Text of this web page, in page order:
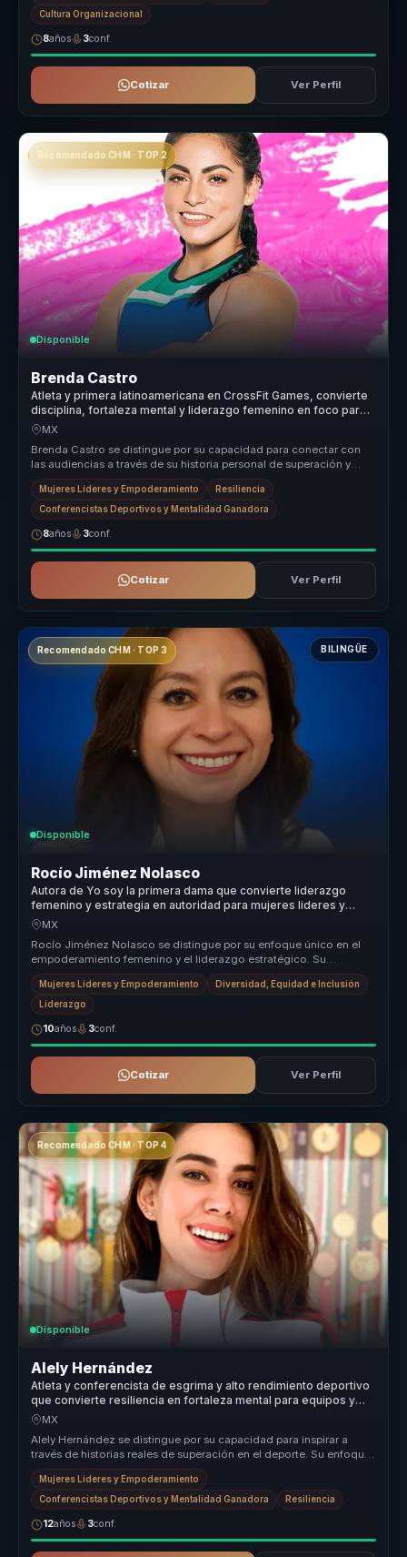
Cultura Organizacional
8años 3conf.
Cotizar Ver Perfil
Recomendado CHM · TOP 2
Disponible
Brenda Castro
Atleta y primera latinoamericana en CrossFit Games, convierte
disciplina, fortaleza mental y liderazgo femenino en foco para
equipos.
MX
Brenda Castro se distingue por su capacidad para conectar con
las audiencias a través de su historia personal de superación y
éxito en el...
Mujeres Líderes y Empoderamiento Resiliencia
Conferencistas Deportivos y Mentalidad Ganadora
8años 3conf.
Cotizar Ver Perfil
Recomendado CHM · TOP 3 BILINGÜE
Disponible
Rocío Jiménez Nolasco
Autora de Yo soy la primera dama que convierte liderazgo
femenino y estrategia en autoridad para mujeres lideres y
organizaciones.
MX
Rocío Jiménez Nolasco se distingue por su enfoque único en el
empoderamiento femenino y el liderazgo estratégico. Su
capacidad para trans...
Mujeres Líderes y Empoderamiento Diversidad, Equidad e Inclusión
Liderazgo
10años 3conf.
Cotizar Ver Perfil
Recomendado CHM · TOP 4
Disponible
Alely Hernández
Atleta y conferencista de esgrima y alto rendimiento deportivo
que convierte resiliencia en fortaleza mental para equipos y
lideres.
MX
Alely Hernández se distingue por su capacidad para inspirar a
través de historias reales de superación en el deporte. Su enfoque
en el em...
Mujeres Líderes y Empoderamiento
Conferencistas Deportivos y Mentalidad Ganadora Resiliencia
12años 3conf.